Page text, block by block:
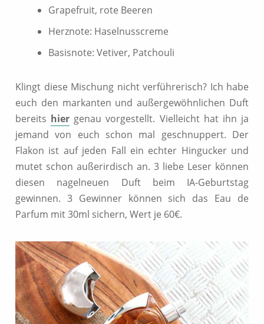
Grapefruit, rote Beeren
Herznote: Haselnusscreme
Basisnote: Vetiver, Patchouli
Klingt diese Mischung nicht verführerisch? Ich habe
euch den markanten und außergewöhnlichen Duft
bereits hier genau vorgestellt. Vielleicht hat ihn ja
jemand von euch schon mal geschnuppert. Der
Flakon ist auf jeden Fall ein echter Hingucker und
mutet schon außerirdisch an. 3 liebe Leser können
diesen nagelneuen Duft beim IA-Geburtstag
gewinnen. 3 Gewinner können sich das Eau de
Parfum mit 30ml sichern, Wert je 60€.